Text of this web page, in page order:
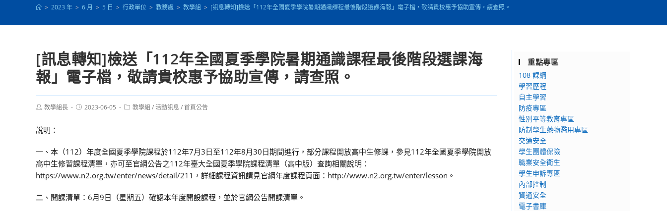
> 2023 年 > 6 月 > 5 日 > 行政單位 > 教務處 > 教學組 > [訊息轉知]檢送「112年全國夏季學院暑期通識課程最後階段選課海報」電子檔，敬請貴校惠予協助宣傳，請查照。
[訊息轉知]檢送「112年全國夏季學院暑期通識課程最後階段選課海
報」電子檔，敬請貴校惠予協助宣傳，請查照。
Post教學組長
Post2023-06-05
Post教學組 /活動訊息 /首頁公告
說明：
一、本（112）年度全國夏季學院課程於112年7月3日至112年8月30日期間進行，部分課程開放高中生修課，參見112年全國夏季學院開放
高中生修習課程清單，亦可至官網公告之112年臺大全國夏季學院課程清單（高中版）查詢相關說明：
https://www.n2.org.tw/enter/news/detail/211，詳細課程資訊請見官網年度課程頁面：http://www.n2.org.tw/enter/lesson。
二、開課清單：6月9日（星期五）確認本年度開設課程，並於官網公告開課清單。
重點專區
108 課綱
學習歷程
自主學習
防疫專區
性別平等教育專區
防制學生藥物濫用專區
交通安全
學生團體保險
職業安全衛生
學生申訴專區
內部控制
資通安全
電子書庫